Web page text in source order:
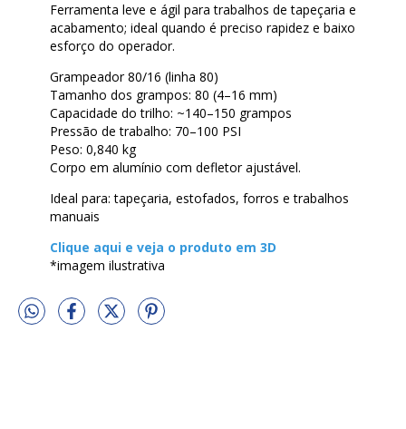
Ferramenta leve e ágil para trabalhos de tapeçaria e
acabamento; ideal quando é preciso rapidez e baixo
esforço do operador.
Grampeador 80/16 (linha 80)
Tamanho dos grampos: 80 (4–16 mm)
Capacidade do trilho: ~140–150 grampos
Pressão de trabalho: 70–100 PSI
Peso: 0,840 kg
Corpo em alumínio com defletor ajustável.
Ideal para: tapeçaria, estofados, forros e trabalhos
manuais
Clique aqui e veja o produto em 3D
*imagem ilustrativa